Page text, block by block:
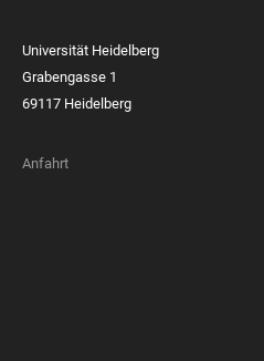
Universität Heidelberg
Grabengasse 1
69117 Heidelberg
Anfahrt